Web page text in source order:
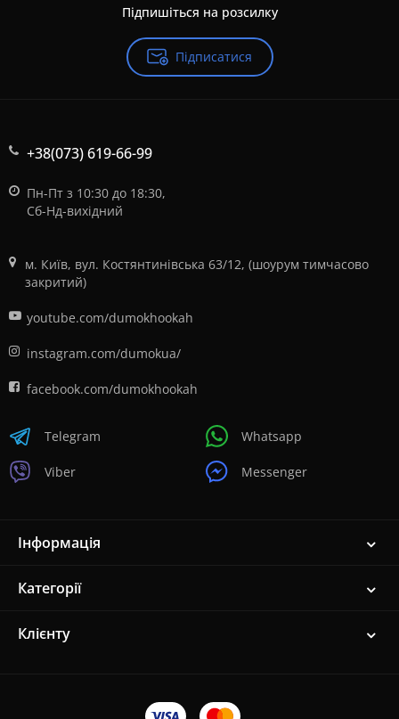
Підпишіться на розсилку
Підписатися
+38(073) 619-66-99
Пн-Пт з 10:30 до 18:30,
Сб-Нд-вихідний
м. Київ, вул. Костянтинівська 63/12, (шоурум тимчасово
закритий)
youtube.com/dumokhookah
instagram.com/dumokua/
facebook.com/dumokhookah
Telegram
Viber
Whatsapp
Messenger
Інформація
Категорії
Клієнту